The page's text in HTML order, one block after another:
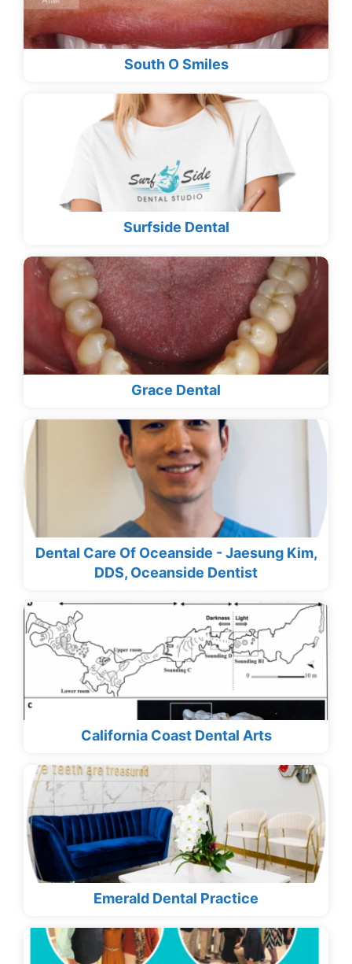
South O Smiles
Surfside Dental
Grace Dental
Dental Care Of Oceanside - Jaesung Kim,
DDS, Oceanside Dentist
California Coast Dental Arts
Emerald Dental Practice